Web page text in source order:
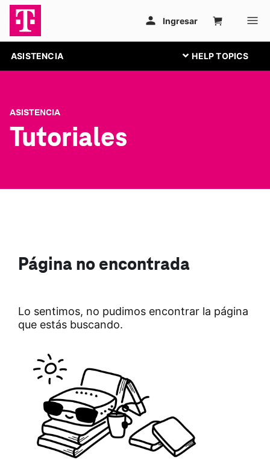
ASISTENCIA
ASISTENCIA
Tutoriales